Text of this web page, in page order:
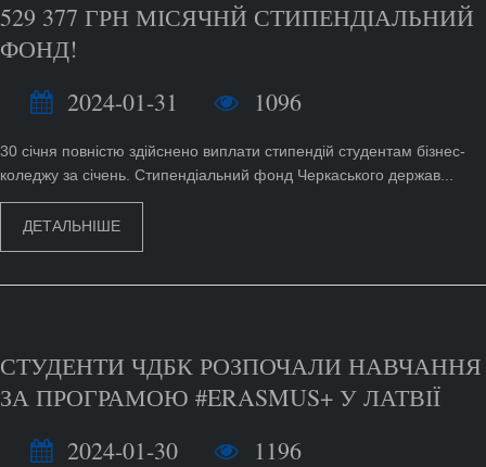
529 377 ГРН МІСЯЧНЙ СТИПЕНДІАЛЬНИЙ
ФОНД!
2024-01-31
1096
30 січня повністю здійснено виплати стипендій студентам бізнес-
коледжу за січень. Стипендіальний фонд Черкаського держав...
ДЕТАЛЬНІШЕ
СТУДЕНТИ ЧДБК РОЗПОЧАЛИ НАВЧАННЯ
ЗА ПРОГРАМОЮ #ERASMUS+ У ЛАТВІЇ
2024-01-30
1196